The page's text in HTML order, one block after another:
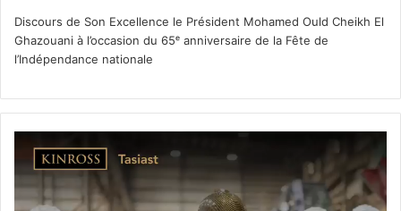
Discours de Son Excellence le Président Mohamed Ould Cheikh El
Ghazouani à l’occasion du 65ᵉ anniversaire de la Fête de
l’Indépendance nationale